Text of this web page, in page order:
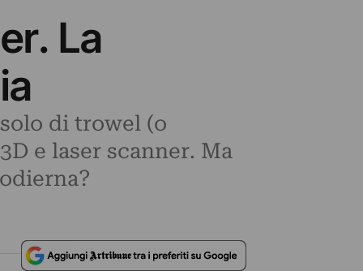
La
di trowel (o
e laser scanner. Ma